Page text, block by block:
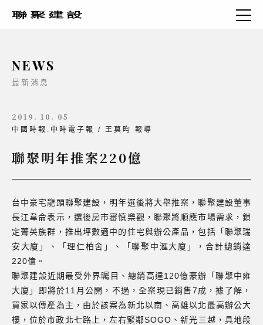
NEWS
最新消息
2019. 10. 05
中國時報.中時電子報 / 王莫昀 報導
聯聚明年推案220億
台中豪宅龍頭聯聚建設，明年選後將大舉推案，聯聚建設董事
長江韋侖表示，選後房市審慎樂觀，聯聚將順應市場需求，鎖
定菁英族群，推出坪數適中的住宅與辦公產品，包括「聯聚瑞
安大廈」、「理仁柏舍」、「聯聚中滙大廈」，合計總銷達
220億。
聯聚建設近期最受外界矚目、總銷高達120億豪辦「聯聚中雍
大廈」即將於11月公開，不過，全案現已銷售7成，據了解，
買家以傳產為主，由於該案為新北以南、高雄以北最高辦公大
樓，位於市政北七路上，左右緊鄰SOGO、新光三越，具地段